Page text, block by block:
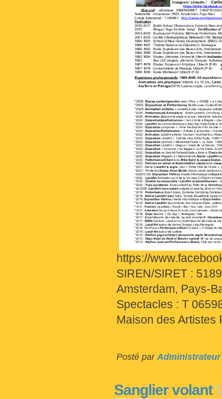
https://
SIREN/SIRET :
Amsterdam, Pays-
Spectacles : T
Maison des Artistes
Posté par Administrateur
Sanglier volant